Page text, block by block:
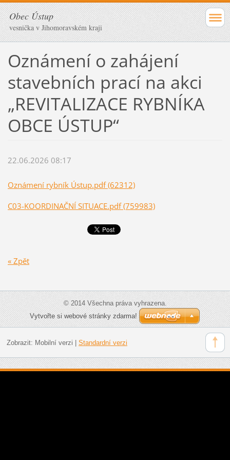
Obec Ústup
vesnička v Jihomoravském kraji
Oznámení o zahájení
stavebních prací na akci
„REVITALIZACE RYBNÍKA
OBCE ÚSTUP“
22.06.2026 08:17
Oznámení rybník Ústup.pdf (62312)
C03-KOORDINAČNÍ SITUACE.pdf (759983)
« Zpět
© 2014 Všechna práva vyhrazena.
Vytvořte si webové stránky zdarma!
Zobrazit: Mobilní verzi Standardní verzi